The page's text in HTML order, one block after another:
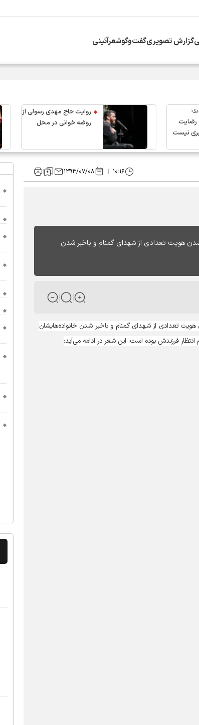
گزارش تصویریگفت‌وگوشعرآئینی
رضایت
نیست
روایت حاج مهدی رسولی از
روضه خوانی در محل
۱۰:۱۶ ۱۳۹۳/۰۷/۰۸
هویت تعدادی از شهدای گمنام و باخبر شدن
تعدادی از شهدای گمنام و باخبر شدن خانواده‌هایشان
فرزندش بوده است. این شعر در ادامه می‌آید: